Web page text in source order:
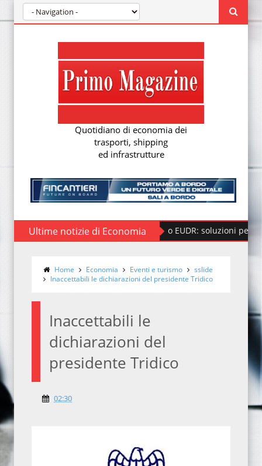
Quotidiano di economia dei
trasporti, shipping
ed infrastrutture
Ultime notizie di Economia
Regolamento EUDR: soluzioni per la nuova
Home Economia Eventi e turismo
sslide
Inaccettabili le dichiarazioni del presidente Tridico
Inaccettabili le
dichiarazioni del
presidente Tridico
02:30